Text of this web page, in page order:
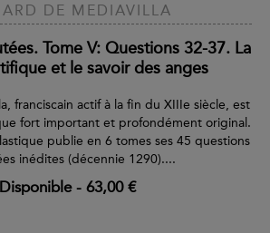
DE MEDIAVILLA
Tome V: Questions 32-37. La
et le savoir des anges
franciscain actif à la fin du XIIIe siècle, est
fort important et profondément original.
publie en 6 tomes ses 45 questions
inédites (décennie 1290)....
Disponible- 63,00 €